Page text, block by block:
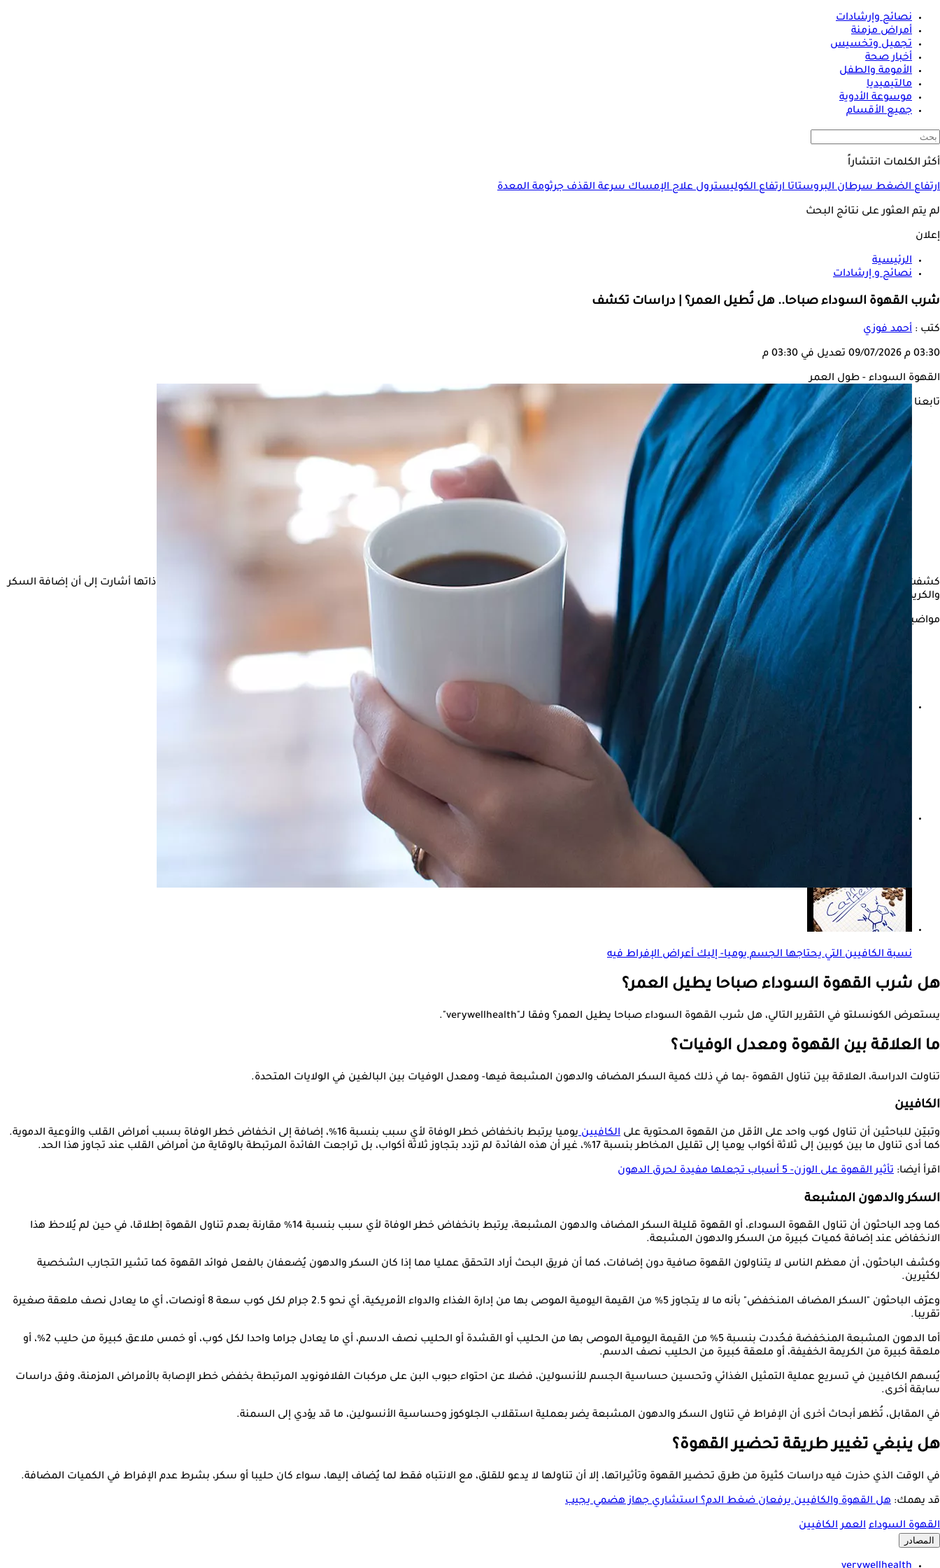
نصائح وإرشادات
أمراض مزمنة
تجميل وتخسيس
أخبار صحة
الأمومة والطفل
مالتيميديا
موسوعة الأدوية
جميع الأقسام
أكثر الكلمات انتشاراً
ارتفاع الضغطسرطان البروستاتاارتفاع الكوليسترولعلاج الإمساكسرعة القذفجرثومة المعدة
لم يتم العثور على نتائج البحث
إعلان
الرئيسية
نصائح و إرشادات
شرب القهوة السوداء صباحا.. هل تُطيل العمر؟ | دراسات تكشف
كتب : أحمد فوزي
03:30 م 09/07/2026 تعديل في 03:30 م
القهوة السوداء - طول العمر
تابعنا على
كشفت دراسة حديثة أن شرب القهوة السوداءيوميا قد يُسهم في إطالة
عبر خفض خطر الوفاة لأسباب متعددة، من بينها أمراض القلب والأوعية الدموية، إلا أن الأبحاث ذاتها أشارت إلى أن إضافة السكر
والكريمة قد تُلغي هذه الفوائد.
مواضيع ذات صلة
التوقف عن الكافيين يحارب التجاعيد- هل يحافظ على شباب البشرة؟
هل تناول القهوة السوداء مع الملح مفيدة أم مضرة؟ دراسة تجيب
نسبة الكافيين التي يحتاجها الجسم يوميا- إليك أعراض الإفراط فيه
هل شرب القهوة السوداء صباحا يطيل العمر؟
يستعرض الكونسلتو في التقرير التالي، هل شرب القهوة السوداء صباحا يطيل العمر؟ وفقا لـ"verywellhealth".
ما العلاقة بين القهوة ومعدل الوفيات؟
تناولت الدراسة، العلاقة بين تناول القهوة -بما في ذلك كمية السكر المضاف والدهون المشبعة فيها- ومعدل الوفيات بين البالغين في الولايات المتحدة.
الكافيين
وتبيّن للباحثين أن تناول كوب واحد على الأقل من القهوة المحتوية على الكافيينيوميا يرتبط بانخفاض خطر الوفاة لأي سبب بنسبة 16%، إضافة إلى انخفاض خطر الوفاة بسبب أمراض القلب والأوعية الدموية.
كما أدى تناول ما بين كوبين إلى ثلاثة أكواب يوميا إلى تقليل المخاطر بنسبة 17%، غير أن هذه الفائدة لم تزدد بتجاوز ثلاثة أكواب، بل تراجعت الفائدة المرتبطة بالوقاية من أمراض القلب عند تجاوز هذا الحد.
اقرأ أيضا: تأثير القهوة على الوزن- 5 أسباب تجعلها مفيدة لحرق الدهون
السكر والدهون المشبعة
كما وجد الباحثون أن تناول القهوة السوداء، أو القهوة قليلة السكر المضاف والدهون المشبعة، يرتبط بانخفاض خطر الوفاة لأي سبب بنسبة 14% مقارنة بعدم تناول القهوة إطلاقا، في حين لم يُلاحظ هذا
الانخفاض عند إضافة كميات كبيرة من السكر والدهون المشبعة.
وكشف الباحثون، أن معظم الناس لا يتناولون القهوة صافية دون إضافات، كما أن فريق البحث أراد التحقق عمليا مما إذا كان السكر والدهون يُضعفان بالفعل فوائد القهوة كما تشير التجارب الشخصية
لكثيرين.
وعرّف الباحثون "السكر المضاف المنخفض" بأنه ما لا يتجاوز 5% من القيمة اليومية الموصى بها من إدارة الغذاء والدواء الأمريكية، أي نحو 2.5 جرام لكل كوب سعة 8 أونصات، أي ما يعادل نصف ملعقة صغيرة
تقريبا.
أما الدهون المشبعة المنخفضة فحُددت بنسبة 5% من القيمة اليومية الموصى بها من الحليب أو القشدة أو الحليب نصف الدسم، أي ما يعادل جراما واحدا لكل كوب، أو خمس ملاعق كبيرة من حليب 2%، أو
ملعقة كبيرة من الكريمة الخفيفة، أو ملعقة كبيرة من الحليب نصف الدسم.
يُسهم الكافيين في تسريع عملية التمثيل الغذائي وتحسين حساسية الجسم للأنسولين، فضلا عن احتواء حبوب البن على مركبات الفلافونويد المرتبطة بخفض خطر الإصابة بالأمراض المزمنة، وفق دراسات
سابقة أخرى.
في المقابل، تُظهر أبحاث أخرى أن الإفراط في تناول السكر والدهون المشبعة يضر بعملية استقلاب الجلوكوز وحساسية الأنسولين، ما قد يؤدي إلى السمنة.
هل ينبغي تغيير طريقة تحضير القهوة؟
في الوقت الذي حذرت فيه دراسات كثيرة من طرق تحضير القهوة وتأثيراتها، إلا أن تناولها لا يدعو للقلق، مع الانتباه فقط لما يُضاف إليها، سواء كان حليبا أو سكر، بشرط عدم الإفراط في الكميات المضافة.
قد يهمك: هل القهوة والكافيين يرفعان ضغط الدم؟ استشاري جهاز هضمي يجيب
القهوة السوداء العمر الكافيين
المصادر